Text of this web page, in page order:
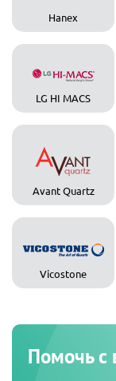
Hanex
LG HI MACS
Avant Quartz
Vicostone
Помочь с